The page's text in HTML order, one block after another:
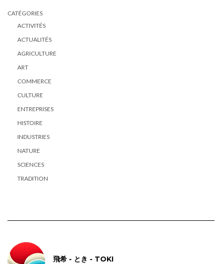
CATÉGORIES
ACTIVITÉS
ACTUALITÉS
AGRICULTURE
ART
COMMERCE
CULTURE
ENTREPRISES
HISTOIRE
INDUSTRIES
NATURE
SCIENCES
TRADITION
飛希 - とき - TOKI